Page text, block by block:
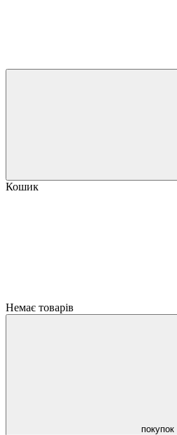
Кошик
Немає товарів
покупок